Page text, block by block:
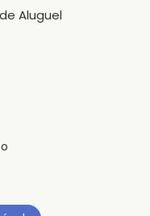
Aluguel